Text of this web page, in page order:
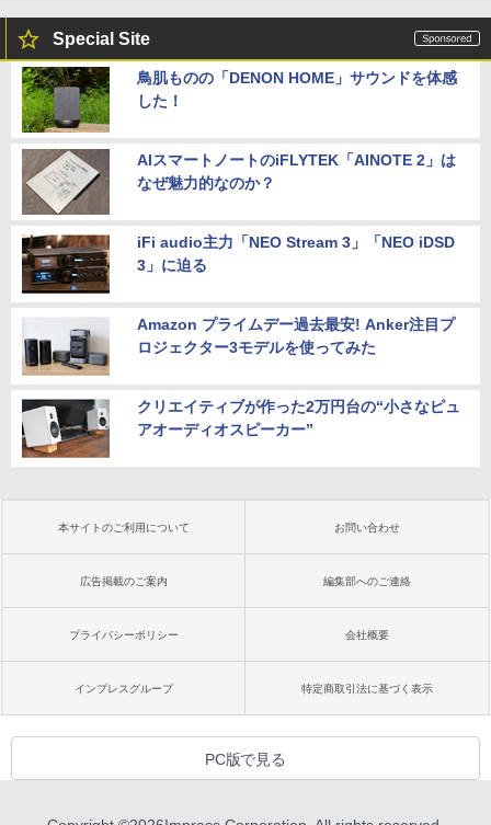
Special Site
鳥肌ものの「DENON HOME」サウンドを体感
した！
AIスマートノートのiFLYTEK「AINOTE 2」は
なぜ魅力的なのか？
iFi audio主力「NEO Stream 3」「NEO iDSD
3」に迫る
Amazon プライムデー過去最安! Anker注目プ
ロジェクター3モデルを使ってみた
クリエイティブが作った2万円台の“小さなピュ
アオーディオスピーカー”
本サイトのご利用について お問い合わせ
広告掲載のご案内 編集部へのご連絡
プライバシーポリシー 会社概要
インプレスグループ 特定商取引法に基づく表示
PC版で見る